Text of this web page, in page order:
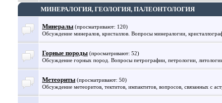
МИНЕРАЛОГИЯ, ГЕОЛОГИЯ, ПАЛЕОНТОЛОГИЯ
Минералы (просматривают: 120)
Обсуждение минералов, кристаллов. Вопросы минералогии,
Горные породы (просматривают: 52)
Обсуждение горных пород. Вопросы петрографии, петрологии,
Метеориты (просматривают: 50)
Обсуждение метеоритов, тектитов, импактитов, вопросов, связанных с